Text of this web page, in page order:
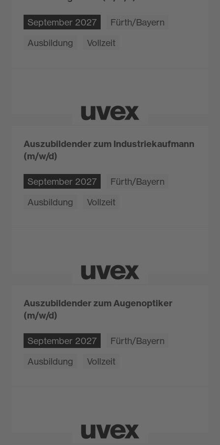
September 2027
Fürth/Bayern
Ausbildung
Vollzeit
Auszubildender zum Industriekaufmann
(m/w/d)
September 2027
Fürth/Bayern
Ausbildung
Vollzeit
Auszubildender zum Augenoptiker
(m/w/d)
September 2027
Fürth/Bayern
Ausbildung
Vollzeit